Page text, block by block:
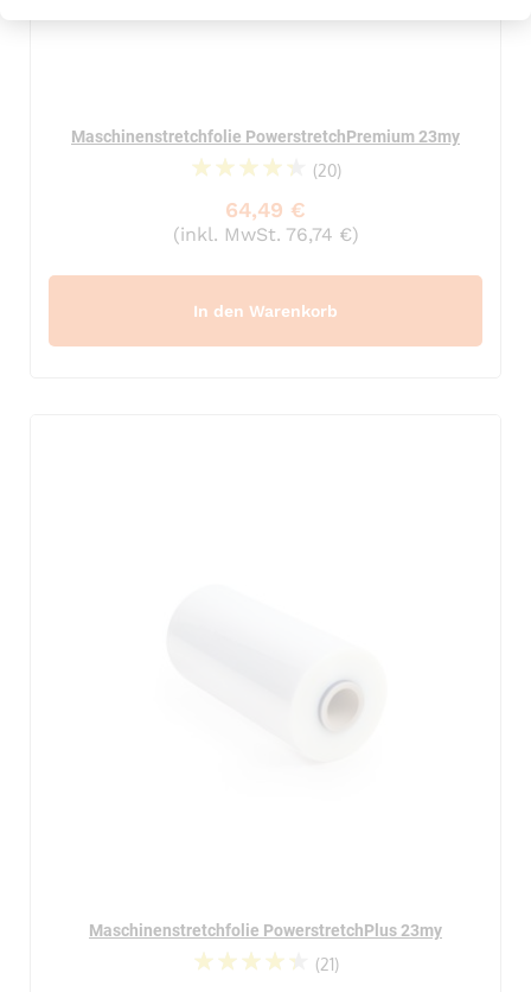
Maschinenstretchfolie PowerstretchPremium 23my
91%
(20)
64,49 €
(inkl. MwSt. 76,74 €)
In den Warenkorb
Maschinenstretchfolie PowerstretchPlus 23my
(21)